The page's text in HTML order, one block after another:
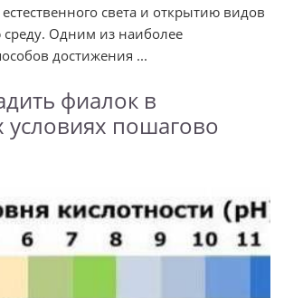
света и открытию видов
Одним из наиболее
достижения ...
фиалок в
пошагово